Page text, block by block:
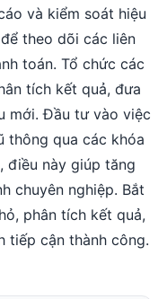
và kiểm soát hiệu
theo dõi các liên
toán. Tổ chức các
tích kết quả, đưa
mới. Đầu tư vào việc
thông qua các khóa
điều này giúp tăng
chuyên nghiệp. Bắt
phân tích kết quả,
tiếp cận thành công.